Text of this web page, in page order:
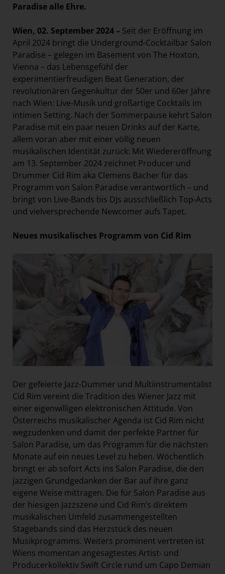
Paradise alle Ehre.
Wien, 02. September 2024 – Seit der Eröffnung im
April 2024 bringt die Underground-Cocktailbar Salon
Paradise – gelegen im Basement von The Hoxton,
Vienna – das Lebensgefühl der
experimentierfreudigen Beat Generation, der
revolutionären Gegenkultur der 50er und 60er Jahre
nach Wien: Live-Musik und großartige Cocktails im
intimen Setting. Nach der Sommerpause kehrt Salon
Paradise mit ein paar neuen Drinks auf der Karte,
allem voran aber mit einer völlig neuen
musikalischen Identität zurück: Mit Wiedereröffnung
am 13. September 2024 zeichnet Producer und
Drummer Cid Rim aka Clemens Bacher für das
Programm von Salon Paradise verantwortlich – und
bringt von Live-Bands bis DJs ausschließlich Top-Acts
und vielversprechende Newcomer aufs Tapet.
Neues musikalisches Programm von Cid Rim
Der gefeierte Jazz-Dummer und Multiinstrumentalist
Cid Rim vereint die Tradition des Wiener Jazz mit
einer eigenwilligen elektronischen Attitude. Von
Österreichs musikalischer Agenda ist Cid Rim nicht
wegzudenken und damit der perfekte Partner für
Salon Paradise, um das Programm für die nächsten
Monate auf ein neues Level zu heben. Wöchentlich
bringt er ab sofort Acts ins Salon Paradise, die den
jazzigen Grundgedanken der Bar auf ihre ganz
eigene Weise mittragen. Die für Salon Paradise aus
der hiesigen Jazzszene und Cid Rim’s direktem
musikalischen Umfeld zusammengestellten
Stagebands sind das Herzstück des neuen
Musikprogramms. Weiters prominent vertreten ist
Wiens momentan angesagtestes Artist- und
Producerkollektiv Swift Circle rund um Capo Demian